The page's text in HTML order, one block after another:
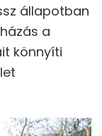
állapotban
a
könnyíti